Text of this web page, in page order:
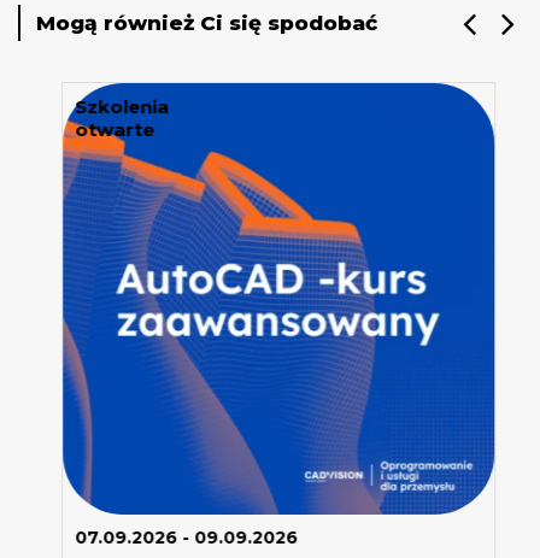
Mogą również Ci się spodobać
Szkolenia
otwarte
07.09.2026 - 09.09.2026